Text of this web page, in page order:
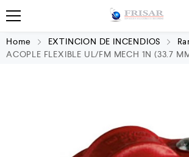
Home EXTINCION DE INCENDIOS
ACOPLE FLEXIBLE UL/FM MECH 1N (33.7